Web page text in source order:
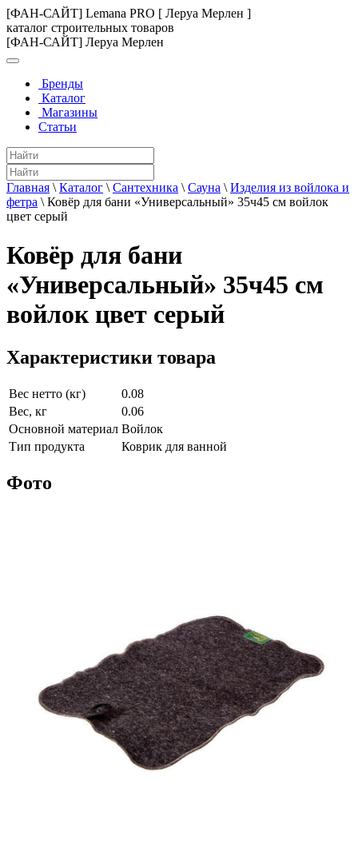
[ФАН-САЙТ] Lemana PRO [ Леруа Мерлен ]
каталог строительных товаров
[ФАН-САЙТ] Леруа Мерлен
Бренды
Каталог
Магазины
Статьи
Главная \ Каталог \ Сантехника \ Сауна \ Изделия из войлока и
фетра \ Ковёр для бани «Универсальный» 35ч45 см войлок
цвет серый
Ковёр для бани
«Универсальный» 35ч45 см
войлок цвет серый
Характеристики товара
Вес нетто (кг)
0.08
Вес, кг
0.06
Основной материал Войлок
Тип продукта
Коврик для ванной
Фото